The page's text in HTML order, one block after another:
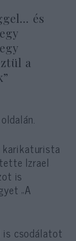
és
a
karikaturista
Izrael
is
„A
is csodálatot